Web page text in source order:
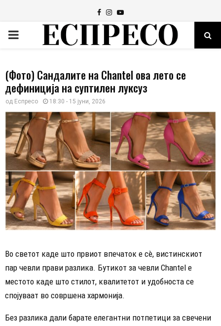
Facebook
Instagram
Youtube
PRIMARY
(Фото) Сандалите на Chantel ова лето се
дефиниција на суптилен луксуз
од Еспресо 18:30 - 15 јуни, 2026
Во светот каде што првиот впечаток е сè, вистинскиот
пар чевли прави разлика. Бутикот за чевли Chantel е
местото каде што стилот, квалитетот и удобноста се
спојуваат во совршена хармонија.
Без разлика дали барате елегантни потпетици за свечени